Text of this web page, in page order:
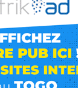
5
Bitala